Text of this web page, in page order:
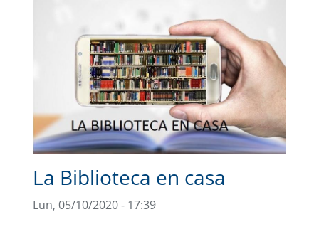
La Biblioteca en casa
Lun, 05/10/2020 - 17:39